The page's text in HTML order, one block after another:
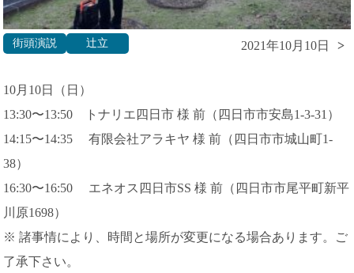
街頭演説 辻立 2021年10月10日
10月10日（日）
13:30〜13:50 トナリエ四日市 様 前（四日市市安島1-3-31）
14:15〜14:35 有限会社アラキヤ 様 前（四日市市城山町1-
38）
16:30〜16:50 エネオス四日市SS 様 前（四日市市尾平町新平
川原1698）
※ 諸事情により、時間と場所が変更になる場合あります。ご
了承下さい。